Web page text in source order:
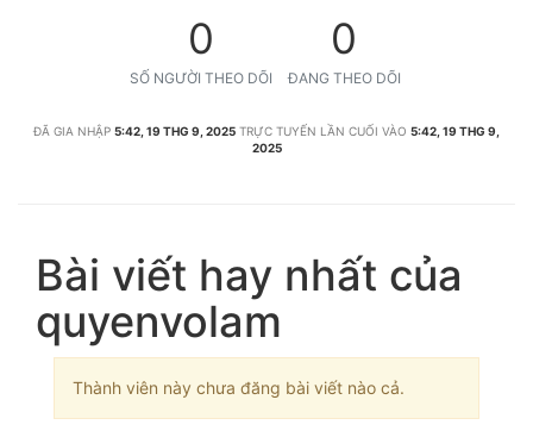
0
SỐ NGƯỜI THEO DÕI
0
ĐANG THEO DÕI
ĐÃ GIA NHẬP 5:42, 19 THG 9, 2025 TRỰC TUYẾN LẦN CUỐI VÀO 5:42, 19 THG 9,
2025
Bài viết hay nhất của
quyenvolam
Thành viên này chưa đăng bài viết nào cả.